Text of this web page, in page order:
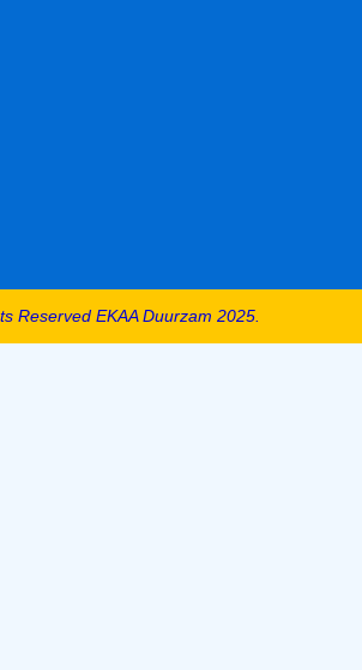
Reserved EKAA Duurzam 2025.